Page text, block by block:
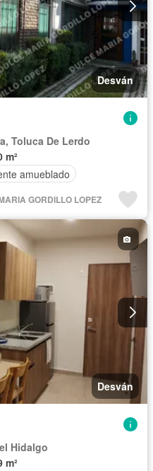
Desván
Toluca De Lerdo
m²
amueblado
GORDILLO LOPEZ
Desván
Hidalgo
m²